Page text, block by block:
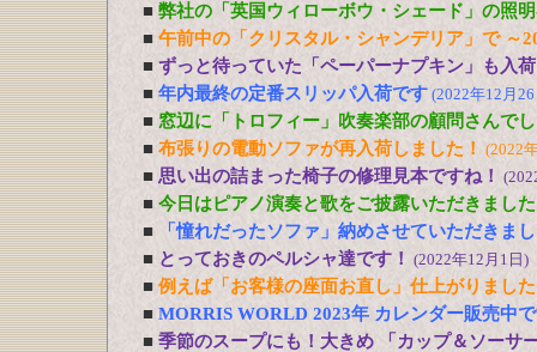
■ 弊社の「英国ウィローボウ・シェード」の照
■ 午前中の「クリスタル・シャンデリア」で ～
■ ずっと待っていた「ペーパーナプキン」も入
■ 年内最終の定番スリッパ入荷です (2022年12月
■ 窓辺に「トロフィー」吹奏楽部の顧問さんで
■ 布張りの電動ソファが再入荷しました！ (2022
■ 思い出の詰まった椅子の修理見本ですね！
■ 今日はピアノ演奏と歌をご披露いただきまし
■
「憧れだったソファ」納めさせていただきま
■ とっておきのペルシャ達です！ (2022年12月1日)
■ 例えば「お客様の座面お直し」仕上がりました
■ MORRIS WORLD 2023年 カレンダー販売中
■ 季節のスープにも！大きめ 「カップ＆ソーサ